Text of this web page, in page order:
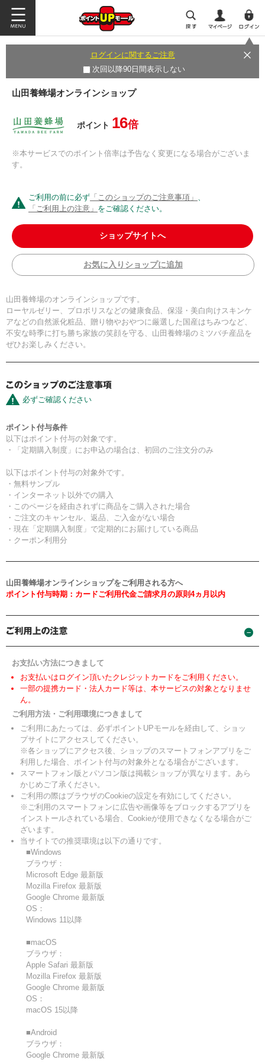
ログインに関するご注意
次回以降90日間表示しない
山田養蜂場オンラインショップ
ポイント 16倍
※本サービスでのポイント倍率は予告なく変更になる場合がございま
す。
ご利用の前に必ず 「このショップのご注意事項」 、
「ご利用上の注意」 をご確認ください。
ショップサイトへ
お気に入りショップに追加
山田養蜂場のオンラインショップです。
ローヤルゼリー、プロポリスなどの健康食品、保湿・美白向けスキンケ
アなどの自然派化粧品、贈り物やおやつに厳選した国産はちみつなど、
不安な時季に打ち勝ち家族の笑顔を守る、山田養蜂場のミツバチ産品を
ぜひお楽しみください。
必ずご確認ください
ポイント付与条件
以下はポイント付与の対象です。
・「定期購入制度」にお申込の場合は、初回のご注文分のみ
以下はポイント付与の対象外です。
・無料サンプル
・インターネット以外での購入
・このページを経由されずに商品をご購入された場合
・ご注文のキャンセル、返品、ご入金がない場合
・現在「定期購入制度」で定期的にお届けしている商品
・クーポン利用分
山田養蜂場オンラインショップをご利用される方へ
ポイント付与時期：カードご利用代金ご請求月の原則4ヵ月以内
お支払い方法につきまして
お支払いはログイン頂いたクレジットカードをご利用ください。
一部の提携カード・法人カード等は、本サービスの対象となりませ
ん。
ご利用方法・ご利用環境につきまして
ご利用にあたっては、必ずポイントUPモールを経由して、ショッ
プサイトにアクセスしてください。
※各ショップにアクセス後、ショップのスマートフォンアプリをご
利用した場合、ポイント付与の対象外となる場合がございます。
スマートフォン版とパソコン版は掲載ショップが異なります。あら
かじめご了承ください。
ご利用の際はブラウザのCookieの設定を有効にしてください。
※ご利用のスマートフォンに広告や画像等をブロックするアプリを
インストールされている場合、Cookieが使用できなくなる場合がご
ざいます。
当サイトでの推奨環境は以下の通りです。
■Windows
ブラウザ：
Microsoft Edge 最新版
Mozilla Firefox 最新版
Google Chrome 最新版
OS：
Windows 11以降
■macOS
ブラウザ：
Apple Safari 最新版
Mozilla Firefox 最新版
Google Chrome 最新版
OS：
macOS 15以降
■Android
ブラウザ：
Google Chrome 最新版